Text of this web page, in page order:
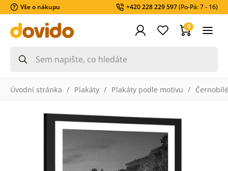
Vše o nákupu +420 228 229 597(Po-Pá: 7 - 16)
0
Úvodní stránka Plakáty Plakáty podle motivu Černobílé